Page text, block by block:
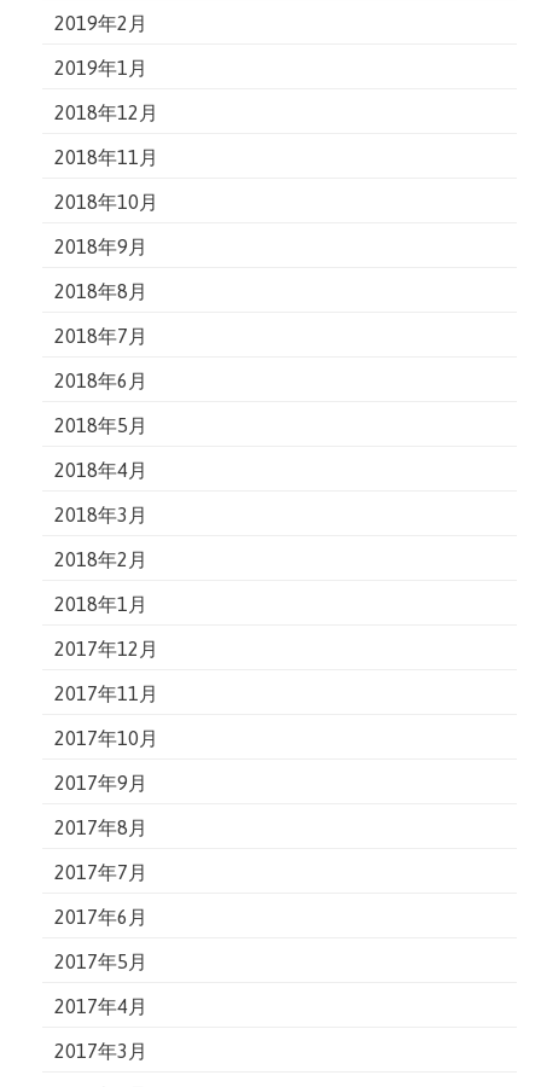
2019年2月
2019年1月
2018年12月
2018年11月
2018年10月
2018年9月
2018年8月
2018年7月
2018年6月
2018年5月
2018年4月
2018年3月
2018年2月
2018年1月
2017年12月
2017年11月
2017年10月
2017年9月
2017年8月
2017年7月
2017年6月
2017年5月
2017年4月
2017年3月